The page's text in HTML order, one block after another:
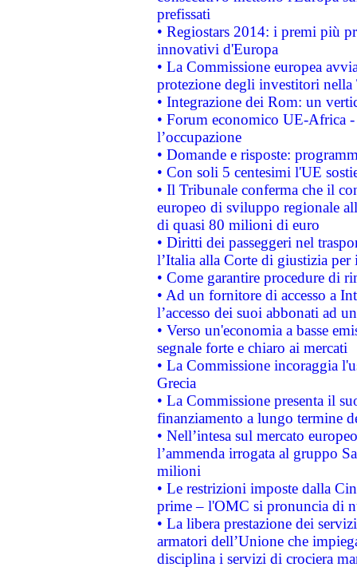
prefissati
• Regiostars 2014: i premi più
innovativi d'Europa
• La Commissione europea
protezione degli investitori
• Integrazione dei Rom: un
• Forum economico UE-Africa -
l’occupazione
• Domande e risposte:
• Con soli 5 centesimi l'UE
• Il Tribunale conferma che il
europeo di sviluppo regionale
di quasi 80 milioni di euro
• Diritti dei passeggeri nel
l’Italia alla Corte di giustizia
• Come garantire procedure di
• Ad un fornitore di accesso a
l’accesso dei suoi abbonati ad
• Verso un'economia a basse
segnale forte e chiaro ai mercati
• La Commissione incoraggia
Grecia
• La Commissione presenta il
finanziamento a lungo termine
• Nell’intesa sul mercato
l’ammenda irrogata al gruppo
milioni
• Le restrizioni imposte dalla
prime – l'OMC si pronuncia di
• La libera prestazione dei
armatori dell’Unione che
disciplina i servizi di crociera